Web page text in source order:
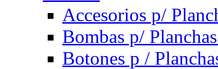
Accesorios p/
Bombas p/
Botones p /